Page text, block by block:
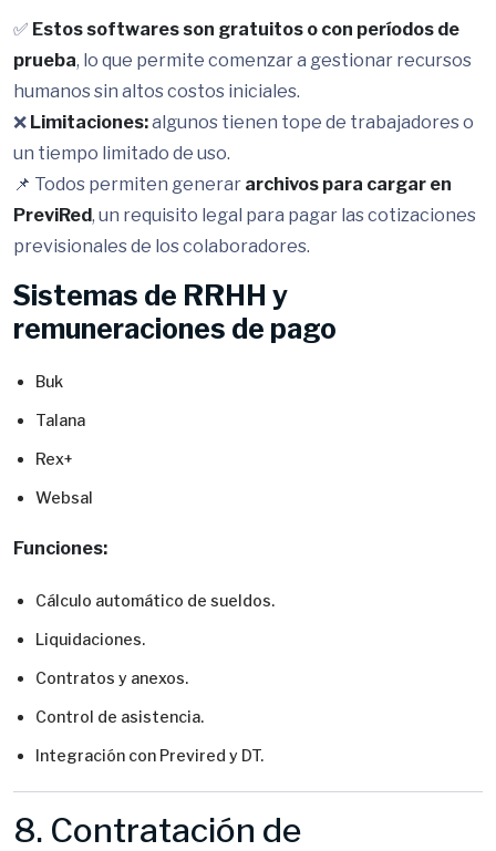
✅ Estos softwares son gratuitos o con períodos de
prueba, lo que permite comenzar a gestionar recursos
humanos sin altos costos iniciales.
❌ Limitaciones:algunos tienen tope de trabajadores o
un tiempo limitado de uso.
📌 Todos permiten generar archivos para cargar en
PreviRed, un requisito legal para pagar las cotizaciones
previsionales de los colaboradores.
Sistemas de RRHH y
remuneraciones de pago
Buk
Talana
Rex+
Websal
Funciones:
Cálculo automático de sueldos.
Liquidaciones.
Contratos y anexos.
Control de asistencia.
Integración con Previred y DT.
8. Contratación de